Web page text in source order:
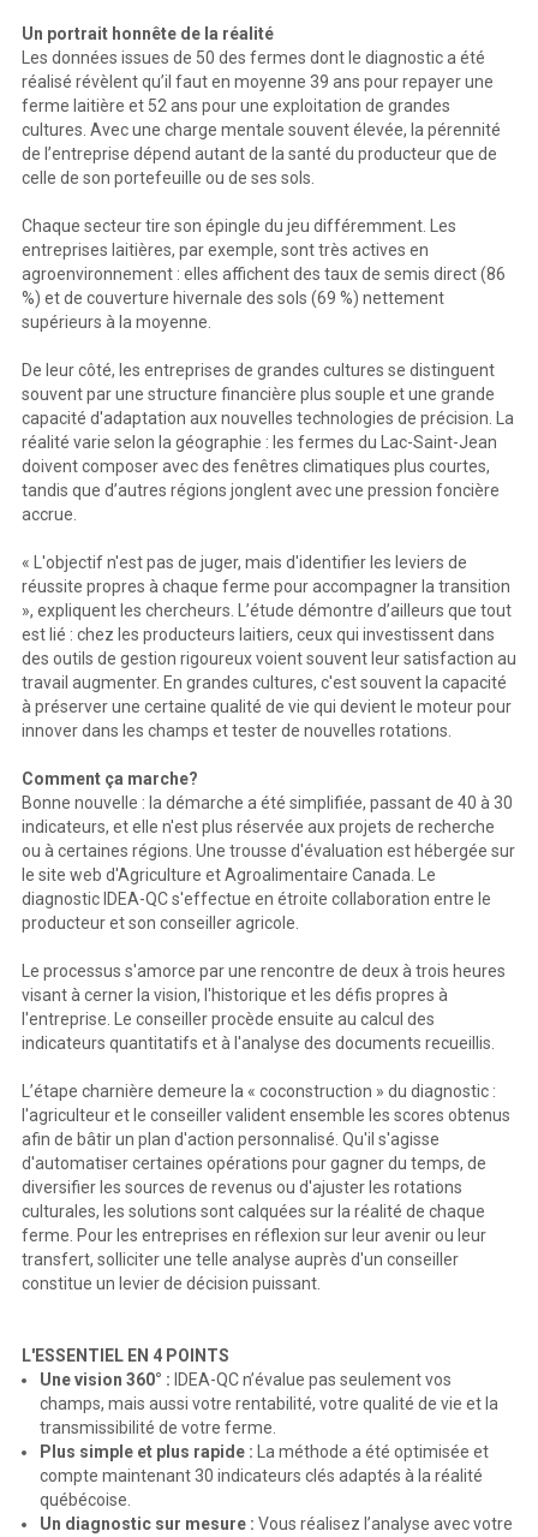
Un portrait honnête de la réalité
Les données issues de 50 des fermes dont le diagnostic a été
réalisé révèlent qu’il faut en moyenne 39 ans pour repayer une
ferme laitière et 52 ans pour une exploitation de grandes
cultures. Avec une charge mentale souvent élevée, la pérennité
de l’entreprise dépend autant de la santé du producteur que de
celle de son portefeuille ou de ses sols.
Chaque secteur tire son épingle du jeu différemment. Les
entreprises laitières, par exemple, sont très actives en
agroenvironnement : elles affichent des taux de semis direct (86
%) et de couverture hivernale des sols (69 %) nettement
supérieurs à la moyenne.
De leur côté, les entreprises de grandes cultures se distinguent
souvent par une structure financière plus souple et une grande
capacité d'adaptation aux nouvelles technologies de précision. La
réalité varie selon la géographie : les fermes du Lac-Saint-Jean
doivent composer avec des fenêtres climatiques plus courtes,
tandis que d’autres régions jonglent avec une pression foncière
accrue.
« L'objectif n'est pas de juger, mais d'identifier les leviers de
réussite propres à chaque ferme pour accompagner la transition
», expliquent les chercheurs. L’étude démontre d’ailleurs que tout
est lié : chez les producteurs laitiers, ceux qui investissent dans
des outils de gestion rigoureux voient souvent leur satisfaction au
travail augmenter. En grandes cultures, c'est souvent la capacité
à préserver une certaine qualité de vie qui devient le moteur pour
innover dans les champs et tester de nouvelles rotations.
Comment ça marche?
Bonne nouvelle : la démarche a été simplifiée, passant de 40 à 30
indicateurs, et elle n'est plus réservée aux projets de recherche
ou à certaines régions. Une trousse d'évaluation est hébergée sur
le site web d'Agriculture et Agroalimentaire Canada. Le
diagnostic IDEA-QC s'effectue en étroite collaboration entre le
producteur et son conseiller agricole.
Le processus s'amorce par une rencontre de deux à trois heures
visant à cerner la vision, l'historique et les défis propres à
l'entreprise. Le conseiller procède ensuite au calcul des
indicateurs quantitatifs et à l'analyse des documents recueillis.
L’étape charnière demeure la « coconstruction » du diagnostic :
l'agriculteur et le conseiller valident ensemble les scores obtenus
afin de bâtir un plan d'action personnalisé. Qu'il s'agisse
d'automatiser certaines opérations pour gagner du temps, de
diversifier les sources de revenus ou d'ajuster les rotations
culturales, les solutions sont calquées sur la réalité de chaque
ferme. Pour les entreprises en réflexion sur leur avenir ou leur
transfert, solliciter une telle analyse auprès d'un conseiller
constitue un levier de décision puissant.
L'ESSENTIEL EN 4 POINTS
Une vision 360° : IDEA-QC n’évalue pas seulement vos
champs, mais aussi votre rentabilité, votre qualité de vie et la
transmissibilité de votre ferme.
Plus simple et plus rapide :
La méthode a été optimisée et
compte maintenant 30 indicateurs clés adaptés à la réalité
québécoise.
Un diagnostic sur mesure : Vous réalisez l’analyse avec votre